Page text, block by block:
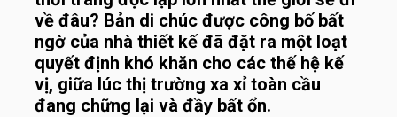
về đâu? Bản di chúc được công bố bất
ngờ của nhà thiết kế đã đặt ra một loạt
quyết định khó khăn cho các thế hệ kế
vị, giữa lúc thị trường xa xỉ toàn cầu
đang chững lại và đầy bất ổn.